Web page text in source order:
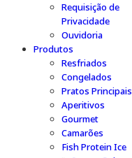
Requisição de
Privacidade
Ouvidoria
Produtos
Resfriados
Congelados
Pratos Principais
Aperitivos
Gourmet
Camarões
Fish Protein Ice